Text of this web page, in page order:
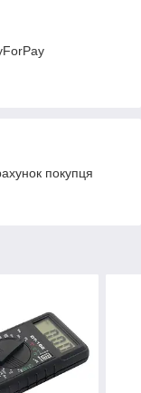
покупця